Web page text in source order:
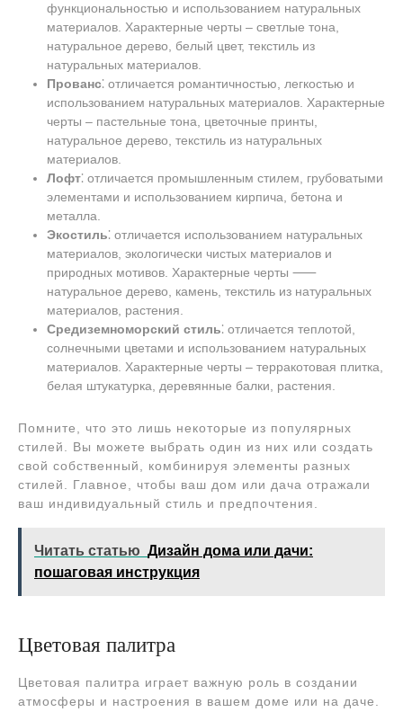
функциональностью и использованием натуральных
материалов. Характерные черты ‒ светлые тона,
натуральное дерево, белый цвет, текстиль из
натуральных материалов.
Прованс⁚ отличается романтичностью, легкостью и
использованием натуральных материалов. Характерные
черты ‒ пастельные тона, цветочные принты,
натуральное дерево, текстиль из натуральных
материалов.
Лофт⁚ отличается промышленным стилем, грубоватыми
элементами и использованием кирпича, бетона и
металла.
Экостиль⁚ отличается использованием натуральных
материалов, экологически чистых материалов и
природных мотивов. Характерные черты ⸺
натуральное дерево, камень, текстиль из натуральных
материалов, растения.
Средиземноморский стиль⁚ отличается теплотой,
солнечными цветами и использованием натуральных
материалов. Характерные черты ‒ терракотовая плитка,
белая штукатурка, деревянные балки, растения.
Помните, что это лишь некоторые из популярных
стилей. Вы можете выбрать один из них или создать
свой собственный, комбинируя элементы разных
стилей. Главное, чтобы ваш дом или дача отражали
ваш индивидуальный стиль и предпочтения.
Читать статью Дизайн дома или дачи:
пошаговая инструкция
Цветовая палитра
Цветовая палитра играет важную роль в создании
атмосферы и настроения в вашем доме или на даче.